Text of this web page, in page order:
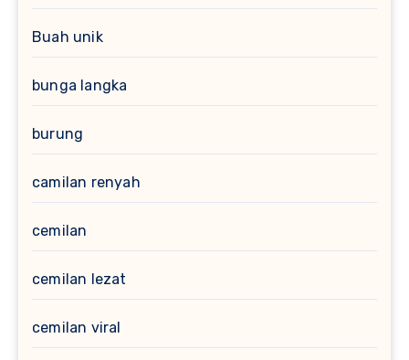
Buah unik
bunga langka
burung
camilan renyah
cemilan
cemilan lezat
cemilan viral